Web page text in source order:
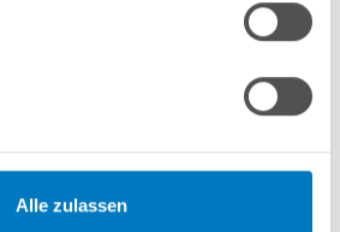
Alle zulassen